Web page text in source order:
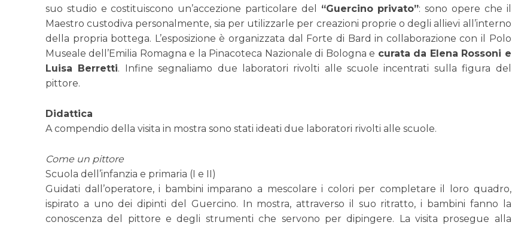
suo studio e costituiscono un’accezione particolare del “Guercino privato”: sono opere che il
Maestro custodiva personalmente, sia per utilizzarle per creazioni proprie o degli allievi all’interno
della propria bottega. L’esposizione è organizzata dal Forte di Bard in collaborazione con il Polo
Museale dell’Emilia Romagna e la Pinacoteca Nazionale di Bologna e curata da Elena Rossoni e
Luisa Berretti. Infine segnaliamo due laboratori rivolti alle scuole incentrati sulla figura del
pittore.
Didattica
A compendio della visita in mostra sono stati ideati due laboratori rivolti alle scuole.
Come un pittore
Scuola dell’infanzia e primaria (I e II)
Guidati dall’operatore, i bambini imparano a mescolare i colori per completare il loro quadro,
ispirato a uno dei dipinti del Guercino. In mostra, attraverso il suo ritratto, i bambini fanno la
conoscenza del pittore e degli strumenti che servono per dipingere. La visita prosegue alla